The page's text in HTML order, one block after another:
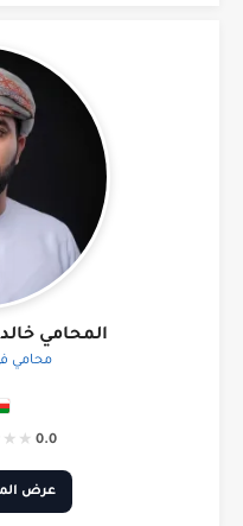
المحامي
محامي
0.0
★
★
عرض